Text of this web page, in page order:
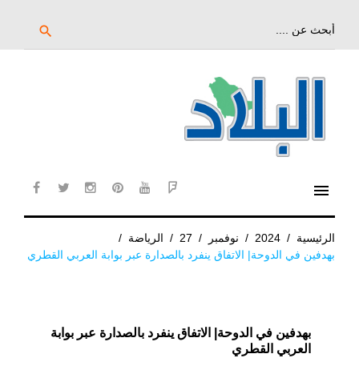
search
menu
الرئيسية /
2024
/ نوفمبر /
27
/ الرياضة /
بهدفين في الدوحة| الاتفاق ينفرد بالصدارة عبر بوابة العربي القطري
بهدفين في الدوحة| الاتفاق ينفرد بالصدارة عبر بوابة
العربي القطري